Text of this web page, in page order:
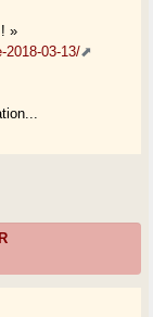
»
2018-03-13/